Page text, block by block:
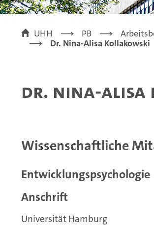
UHH PB
Dr. Nina-Alisa Kollakowski
Dr. Nina-
Wissenschaftliche
Entwicklungspsychologie
Anschrift
Universität Hamburg